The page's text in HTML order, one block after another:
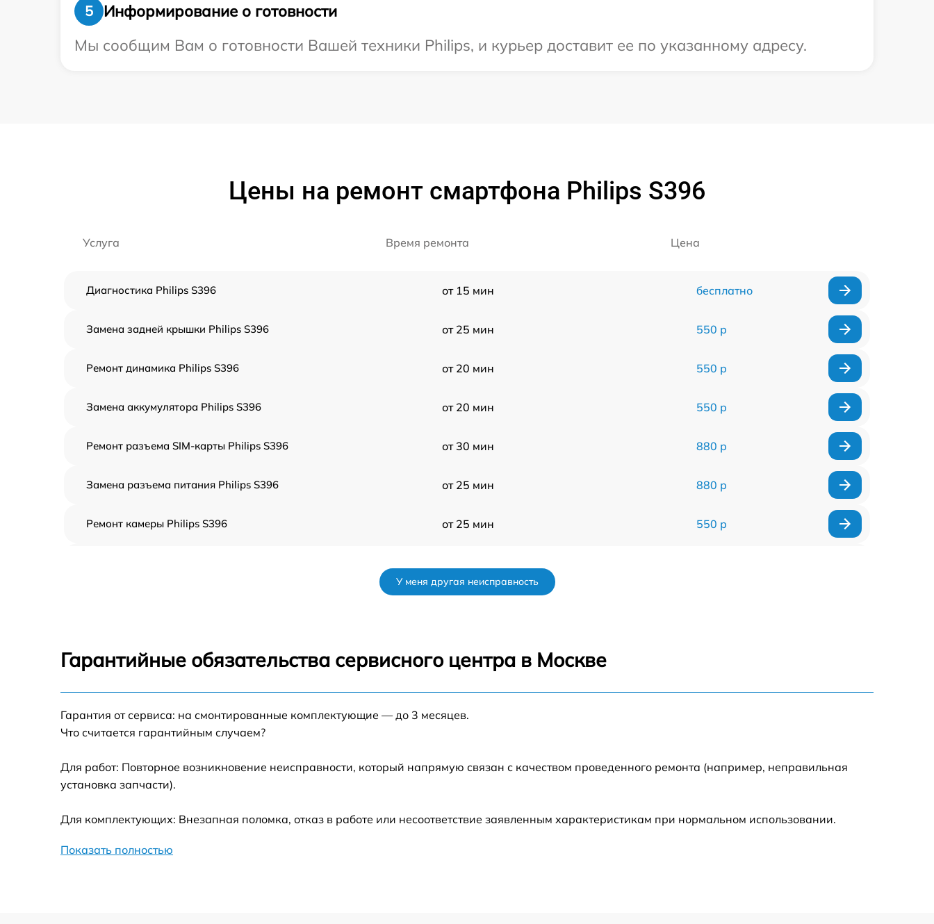
5
Информирование о готовности
Мы сообщим Вам о готовности Вашей техники Philips, и курьер доставит ее по указанному адресу.
Цены на ремонт смартфона Philips S396
Услуга Время ремонта Цена
Диагностика Philips S396 от 15 мин бесплатно
Замена задней крышки Philips S396 от 25 мин 550 р
Ремонт динамика Philips S396 от 20 мин 550 р
Замена аккумулятора Philips S396 от 20 мин 550 р
Ремонт разъема SIM-карты Philips S396 от 30 мин 880 р
Замена разъема питания Philips S396 от 25 мин 880 р
Ремонт камеры Philips S396 от 25 мин 550 р
Замена микрофона Philips S396 от 15 мин
У меня другая неисправность
Гарантийные обязательства сервисного центра в Москве
Гарантия от сервиса: на смонтированные комплектующие — до 3 месяцев.
Что считается гарантийным случаем?
Для работ: Повторное возникновение неисправности, который напрямую связан с качеством проведенного ремонта (например, неправильная
установка запчасти).
Для комплектующих: Внезапная поломка, отказ в работе или несоответствие заявленным характеристикам при нормальном использовании.
Показать полностью